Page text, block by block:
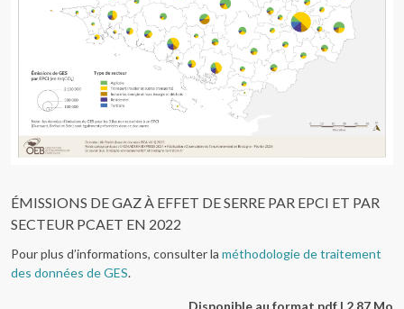
ÉMISSIONS DE GAZ À EFFET DE SERRE PAR EPCI ET PAR
SECTEUR PCAET EN 2022
Pour plus d’informations, consulter la méthodologie de traitement
des données de GES.
Disponible au format pdf | 2.87 Mo